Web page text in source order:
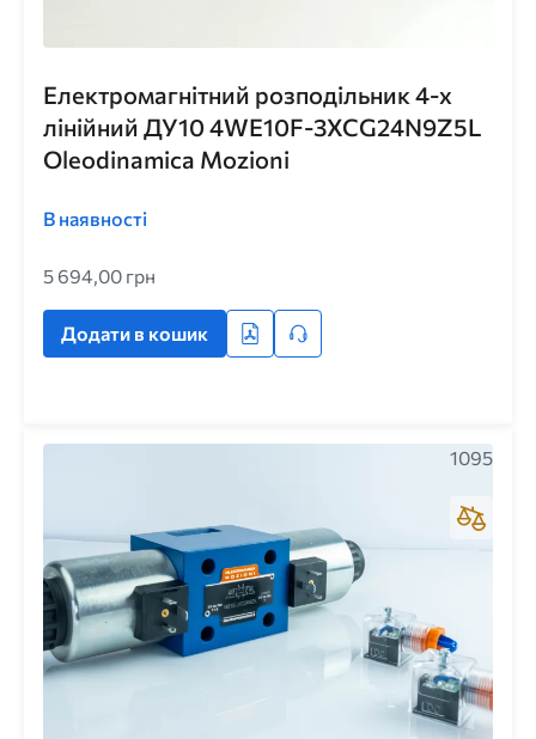
Електромагнітний розподільник 4-х
лінійний ДУ10 4WE10F-3XCG24N9Z5L
Oleodinamica Mozioni
В наявності
5 694,00 грн
Додати в кошик
1095